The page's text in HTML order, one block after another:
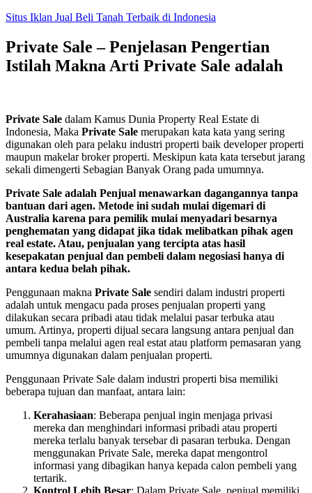
Skip
content
Situs Iklan Jual Beli Tanah Terbaik di Indonesia
Private Sale – Penjelasan Pengertian
Istilah Makna Arti Private Sale adalah
Private Sale dalam Kamus Dunia Property Real Estate di
Indonesia, Maka Private Sale merupakan kata kata yang sering
digunakan oleh para pelaku industri properti baik developer properti
maupun makelar broker properti. Meskipun kata kata tersebut jarang
sekali dimengerti Sebagian Banyak Orang pada umumnya.
Private Sale adalah Penjual menawarkan dagangannya tanpa
bantuan dari agen. Metode ini sudah mulai digemari di
Australia karena para pemilik mulai menyadari besarnya
penghematan yang didapat jika tidak melibatkan pihak agen
real estate. Atau, penjualan yang tercipta atas hasil
kesepakatan penjual dan pembeli dalam negosiasi hanya di
antara kedua belah pihak.
Penggunaan makna Private Sale sendiri dalam industri properti
adalah untuk mengacu pada proses penjualan properti yang
dilakukan secara pribadi atau tidak melalui pasar terbuka atau
umum. Artinya, properti dijual secara langsung antara penjual dan
pembeli tanpa melalui agen real estat atau platform pemasaran yang
umumnya digunakan dalam penjualan properti.
Penggunaan Private Sale dalam industri properti bisa memiliki
beberapa tujuan dan manfaat, antara lain:
Kerahasiaan: Beberapa penjual ingin menjaga privasi
mereka dan menghindari informasi pribadi atau properti
mereka terlalu banyak tersebar di pasaran terbuka. Dengan
menggunakan Private Sale, mereka dapat mengontrol
informasi yang dibagikan hanya kepada calon pembeli yang
tertarik.
Kontrol Lebih Besar: Dalam Private Sale, penjual memiliki